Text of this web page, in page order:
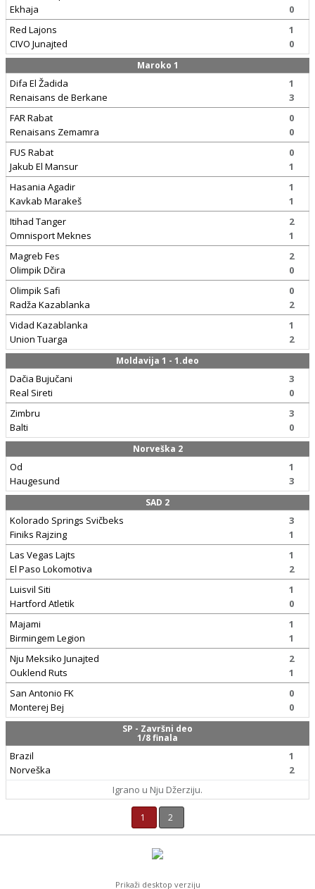
Ekhaja
0
Red Lajons
CIVO Junajted
1
0
Maroko 1
Difa El Žadida
Renaisans de Berkane
1
3
FAR Rabat
Renaisans Zemamra
0
0
FUS Rabat
Jakub El Mansur
0
1
Hasania Agadir
Kavkab Marakeš
1
1
Itihad Tanger
Omnisport Meknes
2
1
Magreb Fes
Olimpik Dčira
2
0
Olimpik Safi
Radža Kazablanka
0
2
Vidad Kazablanka
Union Tuarga
1
2
Moldavija 1 - 1.deo
Dačia Bujučani
Real Sireti
3
0
Zimbru
Balti
3
0
Norveška 2
Od
Haugesund
1
3
SAD 2
Kolorado Springs Svičbeks
Finiks Rajzing
3
1
Las Vegas Lajts
El Paso Lokomotiva
1
2
Luisvil Siti
Hartford Atletik
1
0
Majami
Birmingem Legion
1
1
Nju Meksiko Junajted
Ouklend Ruts
2
1
San Antonio FK
Monterej Bej
0
0
SP - Završni deo
1/8 finala
Brazil
Norveška
1
2
Igrano u Nju Džerziju.
1 2
Prikaži desktop verziju